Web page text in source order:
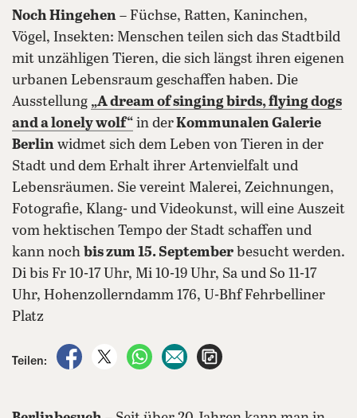
Noch Hingehen – Füchse, Ratten, Kaninchen,
Vögel, Insekten: Menschen teilen sich das Stadtbild
mit unzähligen Tieren, die sich längst ihren eigenen
urbanen Lebensraum geschaffen haben. Die
Ausstellung „A dream of singing birds, flying dogs
and a lonely wolf“ in derKommunalen Galerie
Berlin widmet sich dem Leben von Tieren in der
Stadt und dem Erhalt ihrer Artenvielfalt und
Lebensräumen. Sie vereint Malerei, Zeichnungen,
Fotografie, Klang- und Videokunst, will eine Auszeit
vom hektischen Tempo der Stadt schaffen und
kann noch bis zum 15. September besucht werden.
Di bis Fr 10-17 Uhr, Mi 10-19 Uhr, Sa und So 11-17
Uhr, Hohenzollerndamm 176, U-Bhf Fehrbelliner
Platz
Teilen:
auf Facebook teilen
auf X teilenper WhatsApp teilen
per E-Mail teilen